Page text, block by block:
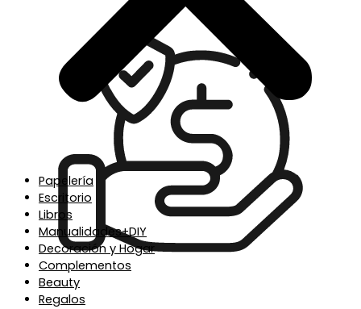
Papelería
Escritorio
Libros
Manualidades+DIY
Decoración y Hogar
Complementos
Beauty
Regalos